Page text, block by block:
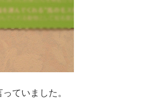
ていました。